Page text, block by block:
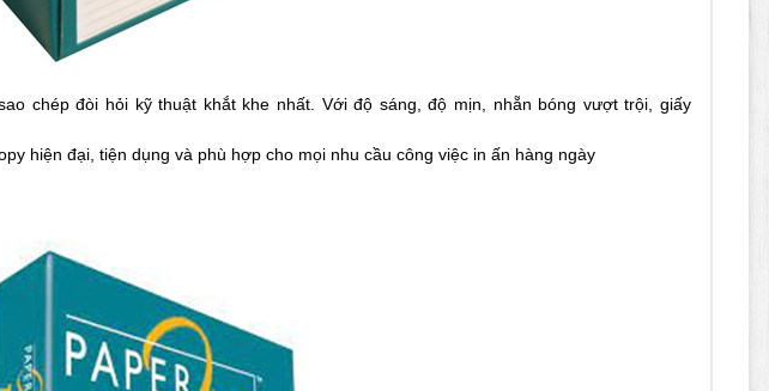
chép đòi hỏi kỹ thuật khắt khe nhất. Với độ sáng, độ mịn, nhẵn bóng vượt trội, giấy
hiện đại, tiện dụng và phù hợp cho mọi nhu cầu công việc in ấn hàng ngày